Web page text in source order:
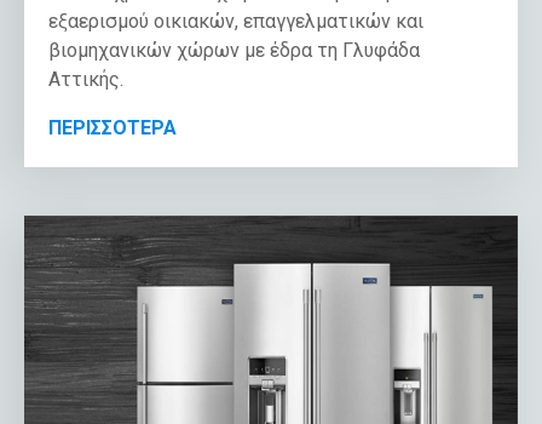
εξαερισμού οικιακών, επαγγελματικών και
βιομηχανικών χώρων με έδρα τη Γλυφάδα
Αττικής.
ΠΕΡΙΣΣΟΤΕΡΑ